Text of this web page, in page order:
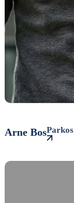
Arne BosParkos